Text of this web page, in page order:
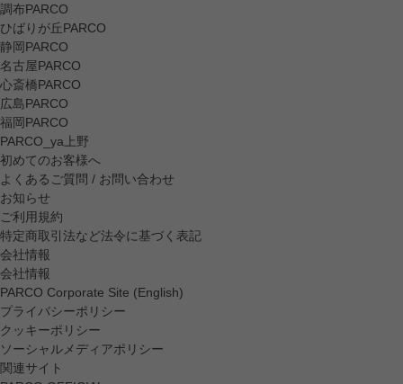
調布PARCO
ひばりが丘PARCO
静岡PARCO
名古屋PARCO
心斎橋PARCO
広島PARCO
福岡PARCO
PARCO_ya上野
初めてのお客様へ
よくあるご質問 / お問い合わせ
お知らせ
ご利用規約
特定商取引法など法令に基づく表記
会社情報
会社情報
PARCO Corporate Site (English)
プライバシーポリシー
クッキーポリシー
ソーシャルメディアポリシー
関連サイト